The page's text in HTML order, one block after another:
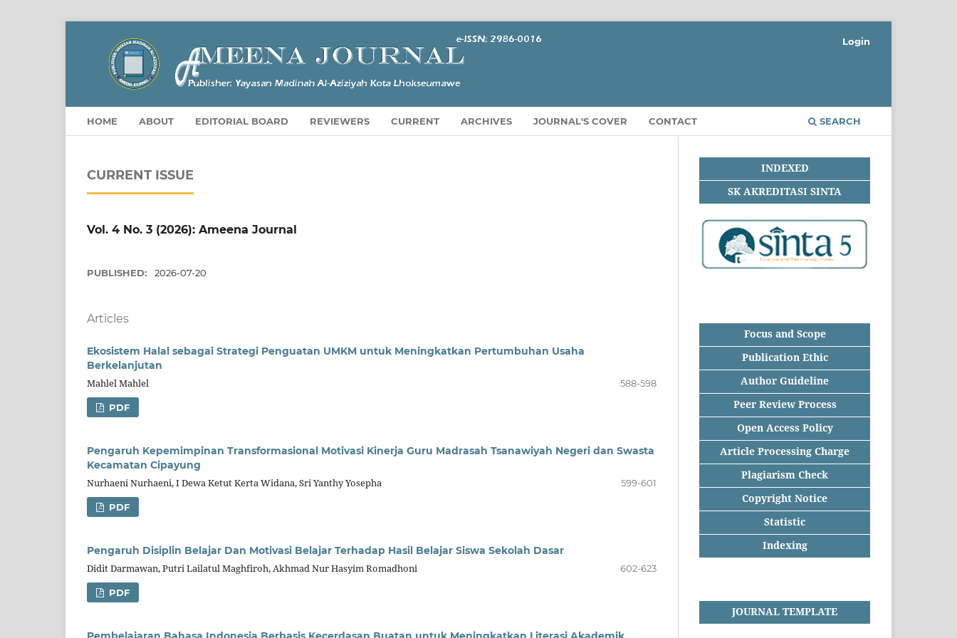
HOME ABOUT EDITORIAL BOARD REVIEWERS CURRENT ARCHIVES JOURNAL'S COVER CONTACT SEARCH
Login
CURRENT ISSUE
Vol. 4 No. 3 (2026): Ameena Journal
PUBLISHED: 2026-07-20
Articles
Ekosistem Halal sebagai Strategi Penguatan UMKM untuk Meningkatkan Pertumbuhan Usaha
Berkelanjutan
Mahlel Mahlel
588-598
PDF
Pengaruh Kepemimpinan Transformasional Motivasi Kinerja Guru Madrasah Tsanawiyah Negeri dan Swasta
Kecamatan Cipayung
Nurhaeni Nurhaeni, I Dewa Ketut Kerta Widana, Sri Yanthy Yosepha
599-601
PDF
Pengaruh Disiplin Belajar Dan Motivasi Belajar Terhadap Hasil Belajar Siswa Sekolah Dasar
Didit Darmawan, Putri Lailatul Maghfiroh, Akhmad Nur Hasyim Romadhoni
602-623
PDF
INDEXED
SK AKREDITASI SINTA
Focus and Scope
Publication Ethic
Author Guideline
Peer Review Process
Open Access Policy
Article Processing Charge
Plagiarism Check
Copyright Notice
Statistic
Indexing
JOURNAL TEMPLATE